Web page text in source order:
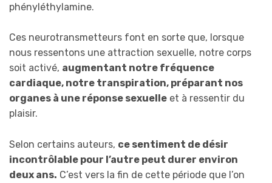
phényléthylamine.
Ces neurotransmetteurs font en sorte que, lorsque
nous ressentons une attraction sexuelle, notre corps
soit activé, augmentant notre fréquence
cardiaque, notre transpiration, préparant nos
organes à une réponse sexuelle et à ressentir du
plaisir.
Selon certains auteurs, ce sentiment de désir
incontrôlable pour l’autre peut durer environ
deux ans. C’est vers la fin de cette période que l’on